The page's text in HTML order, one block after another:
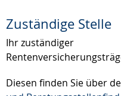
Zuständige Stelle
Ihr zuständiger
Diesen finden Sie über